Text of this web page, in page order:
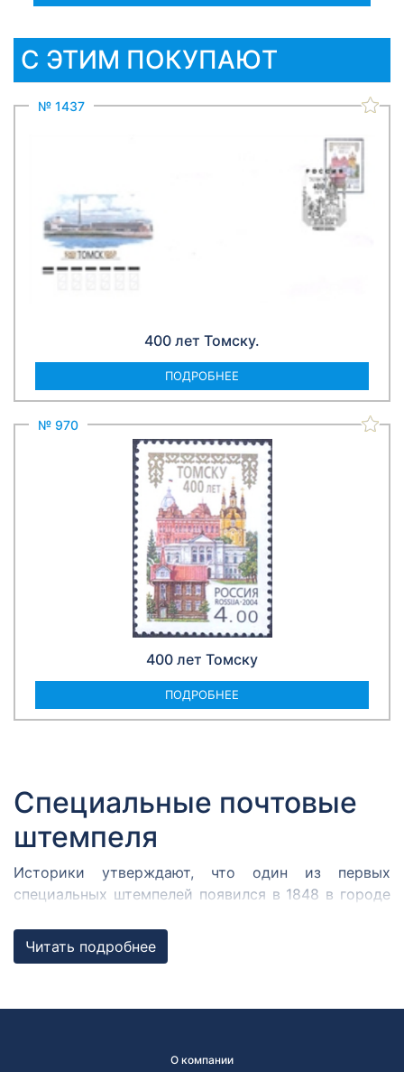
С ЭТИМ ПОКУПАЮТ
№ 1437
400 лет Томску.
ПОДРОБНЕЕ
№ 970
400 лет Томску
ПОДРОБНЕЕ
Специальные почтовые
штемпеля
Историки утверждают, что один из первых
специальных штемпелей появился в 1848 в городе
собрался Кромержижский парламент.
Парламентарии решили отметить его работу
В России первым специальным штемпелем принято
Читать подробнее
О компании